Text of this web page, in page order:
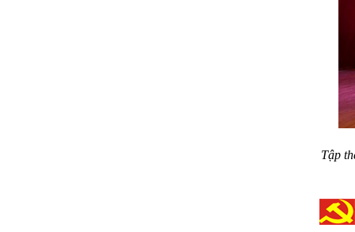
Tập